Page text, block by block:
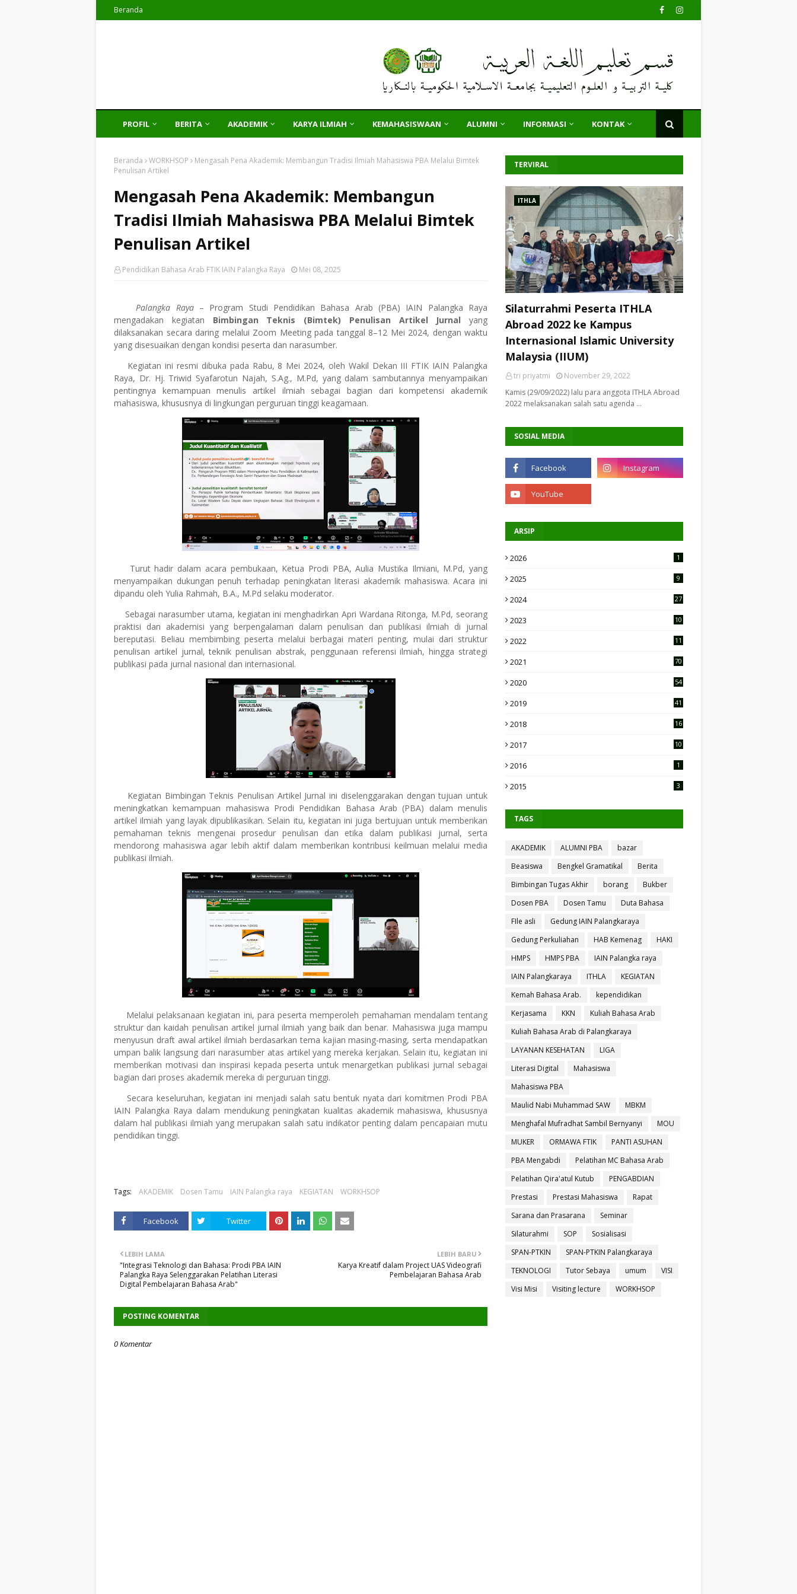
Beranda
PROFIL BERITA AKADEMIK KARYA ILMIAH KEMAHASISWAAN ALUMNI INFORMASI KONTAK
Beranda WORKHSOP
Mengasah Pena Akademik: Membangun Tradisi Ilmiah Mahasiswa PBA Melalui Bimtek
Penulisan Artikel
Mengasah Pena Akademik: Membangun
Tradisi Ilmiah Mahasiswa PBA Melalui Bimtek
Penulisan Artikel
Pendidikan Bahasa Arab FTIK IAIN Palangka Raya Mei 08, 2025
Palangka Raya– Program Studi Pendidikan Bahasa Arab (PBA) IAIN Palangka Raya
mengadakan kegiatan Bimbingan Teknis (Bimtek) Penulisan Artikel Jurnal yang
dilaksanakan secara daring melalui Zoom Meeting pada tanggal 8–12 Mei 2024, dengan waktu
yang disesuaikan dengan kondisi peserta dan narasumber.
Kegiatan ini resmi dibuka pada Rabu, 8 Mei 2024, oleh Wakil Dekan III FTIK IAIN Palangka
Raya, Dr. Hj. Triwid Syafarotun Najah, S.Ag., M.Pd, yang dalam sambutannya menyampaikan
pentingnya kemampuan menulis artikel ilmiah sebagai bagian dari kompetensi akademik
mahasiswa, khususnya di lingkungan perguruan tinggi keagamaan.
Turut hadir dalam acara pembukaan, Ketua Prodi PBA,Aulia Mustika Ilmiani, M.Pd, yang
menyampaikan dukungan penuh terhadap peningkatan literasi akademik mahasiswa. Acara ini
dipandu oleh Yulia Rahmah, B.A., M.Pd selaku moderator.
Sebagai narasumber utama, kegiatan ini menghadirkan Apri Wardana Ritonga, M.Pd, seorang
praktisi dan akademisi yang berpengalaman dalam penulisan dan publikasi ilmiah di jurnal
bereputasi. Beliau membimbing peserta melalui berbagai materi penting, mulai dari struktur
penulisan artikel jurnal, teknik penulisan abstrak, penggunaan referensi ilmiah, hingga strategi
publikasi pada jurnal nasional dan internasional.
Kegiatan Bimbingan Teknis Penulisan Artikel Jurnal ini diselenggarakan dengan tujuan untuk
meningkatkan kemampuan mahasiswa Prodi Pendidikan Bahasa Arab (PBA) dalam menulis
artikel ilmiah yang layak dipublikasikan. Selain itu, kegiatan ini juga bertujuan untuk memberikan
pemahaman teknis mengenai prosedur penulisan dan etika dalam publikasi jurnal, serta
mendorong mahasiswa agar lebih aktif dalam memberikan kontribusi keilmuan melalui media
publikasi ilmiah.
Melalui pelaksanaan kegiatan ini, para peserta memperoleh pemahaman mendalam tentang
struktur dan kaidah penulisan artikel jurnal ilmiah yang baik dan benar. Mahasiswa juga mampu
menyusun draft awal artikel ilmiah berdasarkan tema kajian masing-masing, serta mendapatkan
umpan balik langsung dari narasumber atas artikel yang mereka kerjakan. Selain itu, kegiatan ini
memberikan motivasi dan inspirasi kepada peserta untuk menargetkan publikasi jurnal sebagai
bagian dari proses akademik mereka di perguruan tinggi.
Secara keseluruhan, kegiatan ini menjadi salah satu bentuk nyata dari komitmen Prodi PBA
IAIN Palangka Raya dalam mendukung peningkatan kualitas akademik mahasiswa, khususnya
dalam hal publikasi ilmiah yang merupakan salah satu indikator penting dalam pencapaian mutu
pendidikan tinggi.
Tags: AKADEMIK Dosen Tamu IAIN Palangka raya KEGIATAN WORKHSOP
Facebook Twitter
LEBIH BARU
Karya Kreatif dalam Project UAS Videografi
Pembelajaran Bahasa Arab
LEBIH LAMA
"Integrasi Teknologi dan Bahasa: Prodi PBA IAIN
Palangka Raya Selenggarakan Pelatihan Literasi
Digital Pembelajaran Bahasa Arab"
POSTING KOMENTAR
0 Komentar
TERVIRAL
ITHLA
Silaturrahmi Peserta ITHLA
Abroad 2022 ke Kampus
Internasional Islamic University
Malaysia (IIUM)
tri priyatmi
November 29, 2022
Kamis (29/09/2022) lalu para anggota ITHLA Abroad
2022 melaksanakan salah satu agenda …
SOSIAL MEDIA
ARSIP
2026 1
2025 9
2024 27
2023
10
2022
11
2021 70
2020 54
2019 41
2018 16
2017 10
2016 1
2015 3
TAGS
AKADEMIK ALUMNI PBA
bazar
Beasiswa
Bengkel Gramatikal
Berita
Bimbingan Tugas Akhir
borang
Bukber
Dosen PBA
Dosen Tamu
Duta Bahasa
FIle asli
Gedung IAIN Palangkaraya
Gedung Perkuliahan
HAB Kemenag
HAKI
HMPS
HMPS PBA
IAIN Palangka raya
IAIN Palangkaraya
ITHLA
KEGIATAN
Kemah Bahasa Arab.
kependidikan
Kerjasama
KKN
Kuliah Bahasa Arab
Kuliah Bahasa Arab di Palangkaraya
LAYANAN KESEHATAN
LIGA
Literasi Digital
Mahasiswa
Mahasiswa PBA
Maulid Nabi Muhammad SAW
MBKM
Menghafal Mufradhat Sambil Bernyanyi
MOU
MUKER
ORMAWA FTIK
PANTI ASUHAN
PBA Mengabdi
Pelatihan MC Bahasa Arab
Pelatihan Qira'atul Kutub
PENGABDIAN
Prestasi
Prestasi Mahasiswa
Rapat
Sarana dan Prasarana
Seminar
Silaturahmi
SOP
Sosialisasi
SPAN-PTKIN
SPAN-PTKIN Palangkaraya
TEKNOLOGI
Tutor Sebaya umum
VISI
Visi Misi
Visiting lecture WORKHSOP